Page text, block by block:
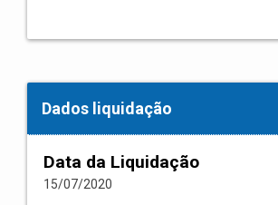
Dados liquidação
Data da Liquidação
15/07/2020